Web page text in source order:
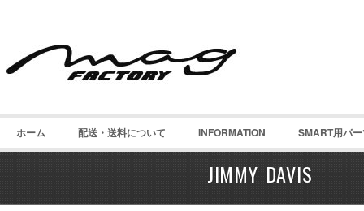
ホーム 配送・送料について INFORMATION SMART用パ
JIMMY DAVIS